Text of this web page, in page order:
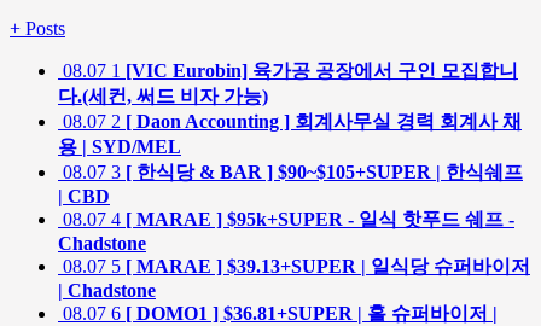
+ Posts
08.07 1 [VIC Eurobin] 육가공 공장에서 구인 모집합니
다.(세컨, 써드 비자 가능)
08.07 2 [ Daon Accounting ] 회계사무실 경력 회계사 채
용 | SYD/MEL
08.07 3 [ 한식당 & BAR ] $90~$105+SUPER | 한식쉐프
| CBD
08.07 4 [ MARAE ] $95k+SUPER - 일식 핫푸드 쉐프 -
Chadstone
08.07 5 [ MARAE ] $39.13+SUPER | 일식당 슈퍼바이저
| Chadstone
08.07 6 [ DOMO1 ] $36.81+SUPER | 홀 슈퍼바이저 |